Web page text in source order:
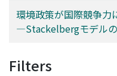
環境政策が国際競争
―Stackelbergモデル
Filters